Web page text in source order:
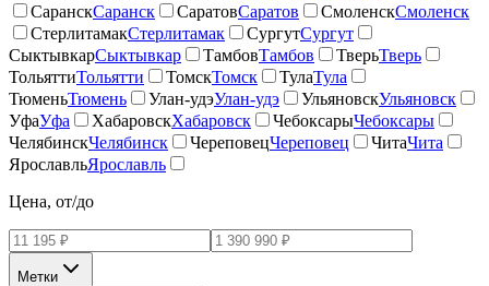
СаранскСаранск СаратовСаратов СмоленскСмоленск
СтерлитамакСтерлитамак СургутСургут
СыктывкарСыктывкар ТамбовТамбов ТверьТверь
ТольяттиТольятти ТомскТомск ТулаТула
ТюменьТюмень Улан-удэУлан-удэ УльяновскУльяновск
УфаУфа ХабаровскХабаровск ЧебоксарыЧебоксары
ЧелябинскЧелябинск ЧереповецЧереповец ЧитаЧита
ЯрославльЯрославль
Цена, от/до
Метки